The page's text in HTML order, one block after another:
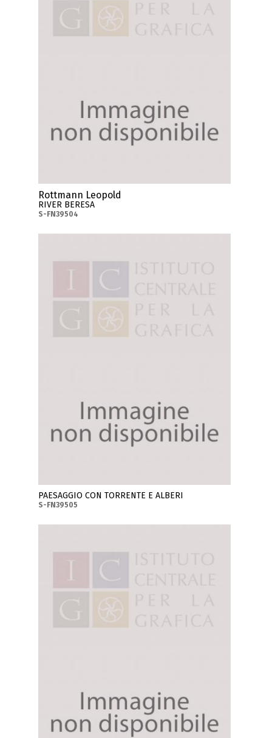
Rottmann Leopold
RIVER BERESA
S-FN39504
PAESAGGIO CON TORRENTE E ALBERI
S-FN39505